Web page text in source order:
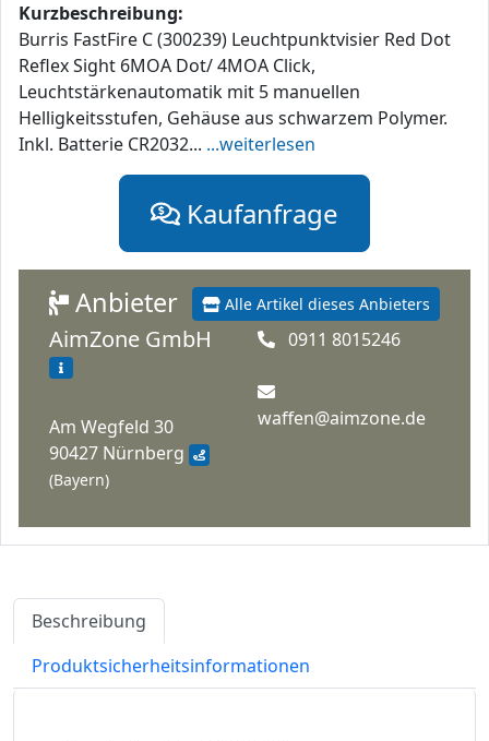
Kurzbeschreibung:
Burris FastFire C (300239) Leuchtpunktvisier Red Dot
Reflex Sight 6MOA Dot/ 4MOA Click,
Leuchtstärkenautomatik mit 5 manuellen
Helligkeitsstufen, Gehäuse aus schwarzem Polymer.
Inkl. Batterie CR2032... ...weiterlesen
Kaufanfrage
Alle Artikel dieses Anbieters
Anbieter
AimZone GmbH
Am Wegfeld 30
90427 Nürnberg
(Bayern)
0911 8015246
waffen@aimzone.de
Beschreibung
Produktsicherheitsinformationen